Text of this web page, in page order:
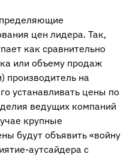
цен лидера. Так,
как сравнительно
или объему продаж
производитель на
устанавливать цены по
ведущих компаний
крупные
будут объявить «войну
аутсайдера с